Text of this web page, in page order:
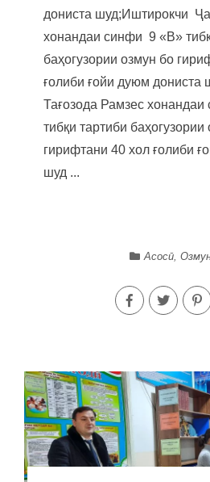
дониста шуд;Иштирокчи
хонандаи синфи 9 «В»
баҳогузории озмун бо
ғолиби ғойи дуюм дониста
Тағозода Рамзес
тибқи тартиби баҳогузории
гирифтани 40 хол ғолиби
шуд ...
Асосӣ,